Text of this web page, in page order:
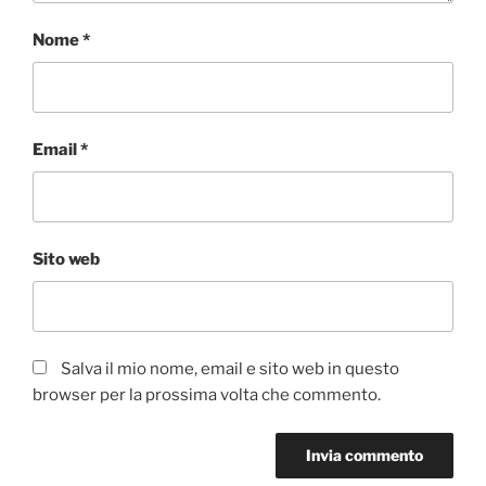
Nome*
Email *
Sito web
Salva il mio nome, email e sito web in questo
browser per la prossima volta che commento.